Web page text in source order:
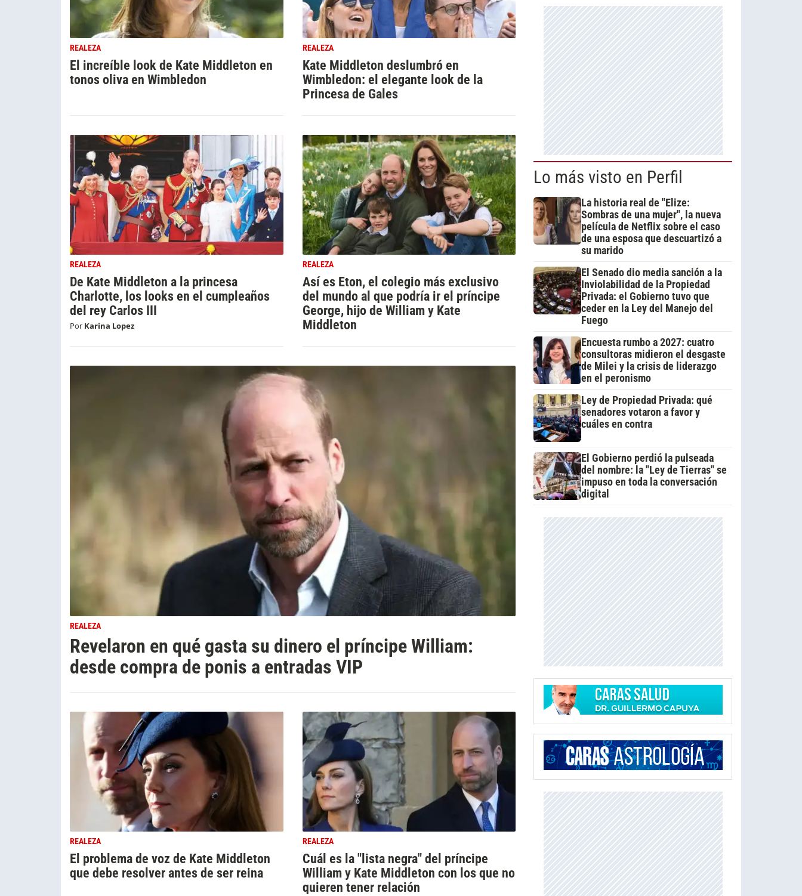
REALEZA
El increíble look de Kate Middleton en
tonos oliva en Wimbledon
REALEZA
Kate Middleton deslumbró en
Wimbledon: el elegante look de la
Princesa de Gales
REALEZA
De Kate Middleton a la princesa
Charlotte, los looks en el cumpleaños
del rey Carlos III
Por Karina Lopez
REALEZA
Así es Eton, el colegio más exclusivo
del mundo al que podría ir el príncipe
George, hijo de William y Kate
Middleton
REALEZA
Revelaron en qué gasta su dinero el príncipe William:
desde compra de ponis a entradas VIP
REALEZA
El problema de voz de Kate Middleton
que debe resolver antes de ser reina
REALEZA
Cuál es la "lista negra" del príncipe
William y Kate Middleton con los que no
quieren tener relación
Lo más visto en Perfil
La historia real de "Elize:
Sombras de una mujer", la nueva
película de Netflix sobre el caso
de una esposa que descuartizó a
su marido
El Senado dio media sanción a la
Inviolabilidad de la Propiedad
Privada: el Gobierno tuvo que
ceder en la Ley del Manejo del
Fuego
Encuesta rumbo a 2027: cuatro
consultoras midieron el desgaste
de Milei y la crisis de liderazgo
en el peronismo
Ley de Propiedad Privada: qué
senadores votaron a favor y
cuáles en contra
El Gobierno perdió la pulseada
del nombre: la "Ley de Tierras" se
impuso en toda la conversación
digital